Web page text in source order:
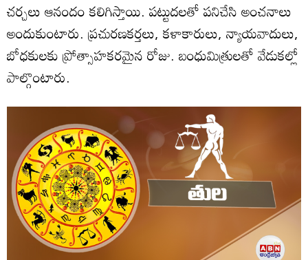
చర్చలు ఆనందం కలిగిస్తాయి. పట్టుదలతో పనిచేసి అంచనాలు
అందుకుంటారు. ప్రచురణకర్తలు, కళాకారులు, న్యాయవాదులు,
బోధకులకు ప్రోత్సాహకరమైన రోజు. బంధుమిత్రులతో వేడుకల్లో
పాల్గొంటారు.